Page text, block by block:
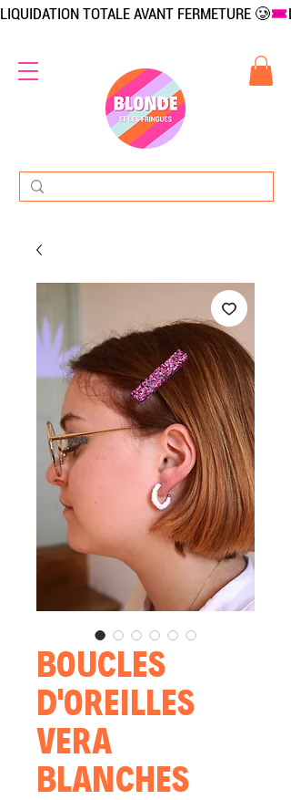
LIQUIDATION TOTALE AVANT FERMETURE 🥲
BOUCLES
D'OREILLES
VERA
BLANCHES